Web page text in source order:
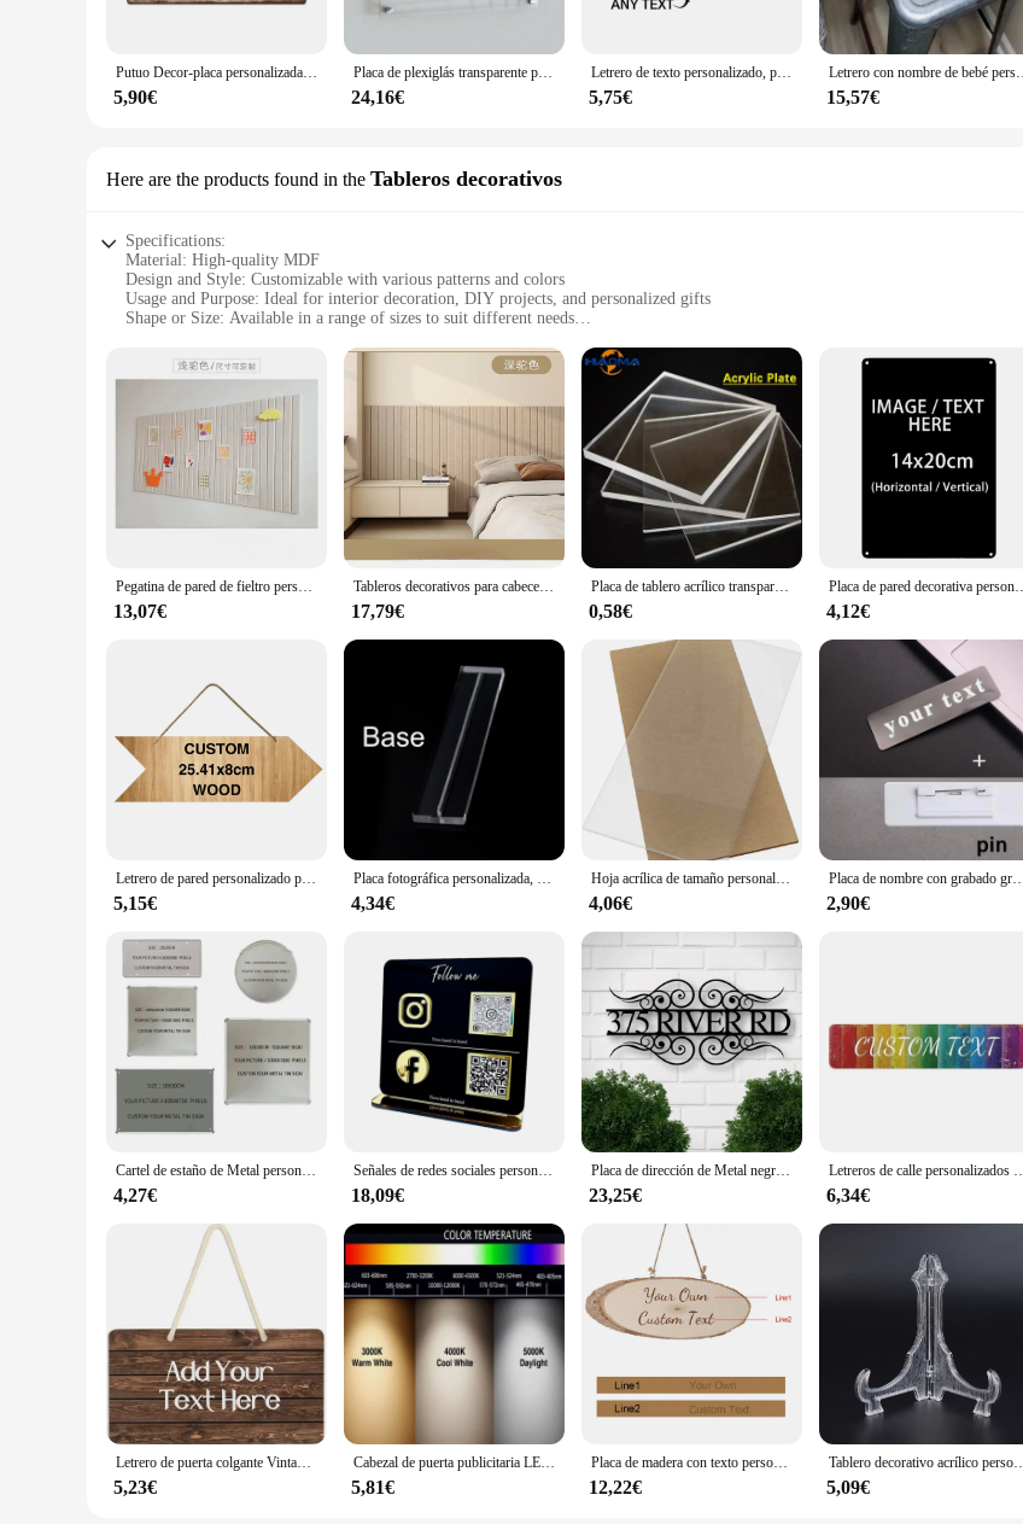
Putuo Decor-placa personalizada de metal para jardín, decoración artística de pared, panel retro, para granja familiar
5,90€
Placa de plexiglás transparente para puerta de tienda, cartel acrílico con logotipo personalizado, decoración de cartelera, direcciones comerciales
24,16€
Letrero de texto personalizado, placa de estaño de Metal de Corea del Sur, póster artístico con logotipo personalizado coreano para Bar, oficina, habitación, decoración de patio, 12x6 pulgadas
5,75€
Letrero con nombre de bebé personalizado en 3D,
15,57€
Here are the products found in the Tableros decorativos
Specifications:
Material: High-quality MDF
Design and Style: Customizable with various patterns and colors
Usage and Purpose: Ideal for interior decoration, DIY projects, and personalized gifts
Shape or Size: Available in a range of sizes to suit different needs
Parts and Accessories: Includes all necessary hardware for installation
**Unleash Your Creativity with Customizable Panels**
The panel personalizado, a versatile decorative element, is designed to cater to the creative minds of DIY enthusiasts and interior
canvas for personal expression, allowing you to create a unique focal point in any room. Whether you're looking to add a touch
these customizable panels are the perfect solution.
**Versatile and Easy to Install**
These panels are not just about design; they are also about convenience. With easy-to-follow instructions and all necessary
MDF ensures that these panels can be mounted on walls, doors, or even furniture, making them a versatile addition to any
last, making it a smart investment for both personal and commercial use.
**Adaptable for Any Scenario**
Whether you're a vendor looking to expand your product range or a homeowner seeking a personal touch, these panels are
attractive option for businesses, while the sets available for sale cater to individuals looking to create a cohesive design theme.
suit any style, from rustic to modern, making them a staple in any interior design project.
Pegatina de pared de fieltro personalizada, tablones de anuncios, tablero de mensajes, sala de estar, decoración de oficina, paneles acústicos, exhibición de ilustraciones de guardería
13,07€
Tableros decorativos para cabecera, pegatina de pared de fieltro suave, Protector de fondo, Panel de decoración, mensaje de anuncio, pantalla de fotos, tamaño personalizado
17,79€
Placa de tablero acrílico transparente de plexiglás, hoja orgánica, metacrilato de vidrio, 100x100mm-200x200mm, personalizada
0,58€
Placa de pared decorativa personalizada,
4,12€
Letrero de pared personalizado para colgar, tablero de madera Retro Irregular, placas de madera para Bar, garaje, tienda, manualidades, placas impresas, letrero redondo con flor
5,15€
Placa fotográfica personalizada, rejilla personalizada, crea tu propio diseño Eras, tablero acrílico fotográfico, regalo de cumpleaños de aniversario familiar para pareja
4,34€
Hoja acrílica de tamaño personalizado, tablero de vidrio plexiglás de plástico transparente fundido para letreros, proyectos de exhibición DIY, artesanía
4,06€
Placa de nombre con grabado gratis de su logotipo, insignias brillantes personalizadas, Pin de broche de
2,90€
Cartel de estaño de Metal personalizado, placa para Bar, garaje, decoración de pared del hogar, bricolaje, Festival, viaje, boda, día conmemorativo, regalo de cumpleaños
4,27€
Señales de redes sociales personalizadas, código de pago acrílico dorado, 2 o 3 códigos de icono
18,09€
Placa de dirección de Metal negra personalizada, señal de número de casa personalizada, placa para exteriores, decoración de pared de puerta de casa, 12/16/20 pulgadas
23,25€
Letreros de calle personalizados de Metal con texto de nombre, letreros
6,34€
Letrero de puerta colgante Vintage personalizado, tablero de madera marrón, añadir su texto, placa de pared de porche frontal, letrero de casa
5,23€
Cabezal de puerta publicitaria LED, señal de luz nocturna personalizada para interiores y exteriores, impermeable, logotipo de placa de número de letra luminosa de Metal 3D
5,81€
Placa de madera con texto personalizado para decoración de la habitación del hogar, tablero de señal de bienvenida, logotipo grabado personalizado, regalo
12,22€
Tablero decorativo acrílico personalizado, cubierta de álbum
5,09€